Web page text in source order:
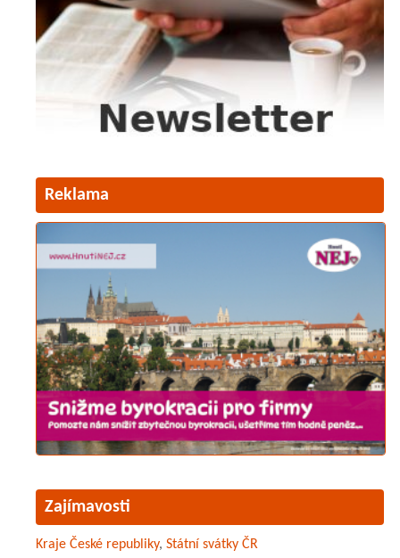
Reklama
Zajímavosti
Kraje České republiky, Státní svátky ČR